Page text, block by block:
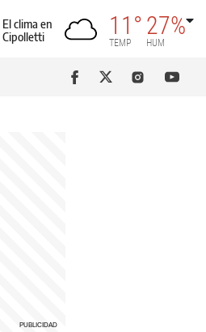
El clima en
Cipolletti
11°
TEMP
27%
HUM